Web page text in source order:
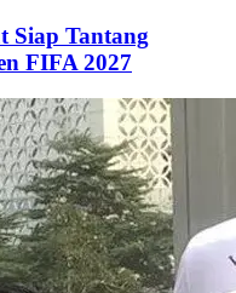
Siap Tantang
FIFA 2027